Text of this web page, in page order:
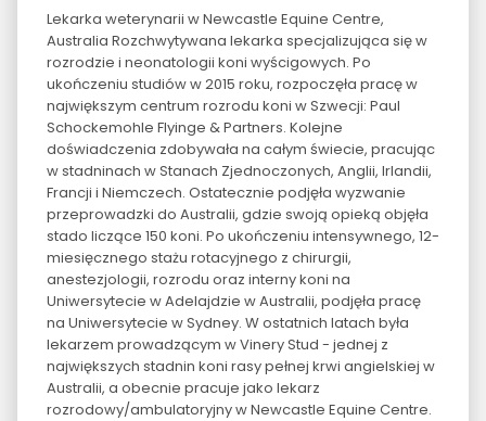
Lekarka weterynarii w Newcastle Equine Centre,
Australia Rozchwytywana lekarka specjalizująca się w
rozrodzie i neonatologii koni wyścigowych. Po
ukończeniu studiów w 2015 roku, rozpoczęła pracę w
największym centrum rozrodu koni w Szwecji: Paul
Schockemohle Flyinge & Partners. Kolejne
doświadczenia zdobywała na całym świecie, pracując
w stadninach w Stanach Zjednoczonych, Anglii, Irlandii,
Francji i Niemczech. Ostatecznie podjęła wyzwanie
przeprowadzki do Australii, gdzie swoją opieką objęła
stado liczące 150 koni. Po ukończeniu intensywnego, 12-
miesięcznego stażu rotacyjnego z chirurgii,
anestezjologii, rozrodu oraz interny koni na
Uniwersytecie w Adelajdzie w Australii, podjęła pracę
na Uniwersytecie w Sydney. W ostatnich latach była
lekarzem prowadzącym w Vinery Stud - jednej z
największych stadnin koni rasy pełnej krwi angielskiej w
Australii, a obecnie pracuje jako lekarz
rozrodowy/ambulatoryjny w Newcastle Equine Centre.